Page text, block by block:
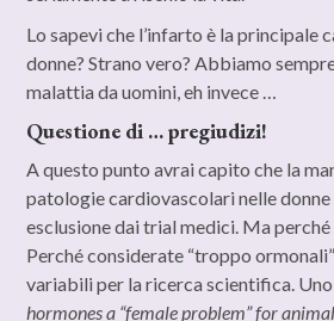
Lo sapevi che l’infarto è la principale
donne? Strano vero? Abbiamo
malattia da uomini, eh invece …
Questione di … pregiudizi!
A questo punto avrai capito che la
patologie cardiovascolari nelle
esclusione dai trial medici. Ma
Perché considerate “troppo
variabili per la ricerca scientifica.
hormones a “female problem” for animal